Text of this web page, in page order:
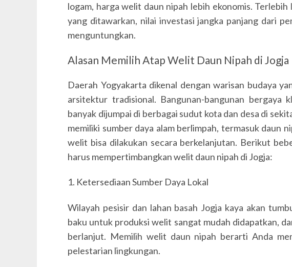
logam, harga welit daun nipah lebih ekonomis. Terlebih
yang ditawarkan, nilai investasi jangka panjang dari
menguntungkan.
Alasan Memilih Atap Welit Daun Nipah di Jogja
Daerah Yogyakarta dikenal dengan warisan budaya
arsitektur tradisional. Bangunan-bangunan bergaya
banyak dijumpai di berbagai sudut kota dan desa di
memiliki sumber daya alam berlimpah, termasuk daun
welit bisa dilakukan secara berkelanjutan. Berikut
harus mempertimbangkan welit daun nipah di Jogja:
1. Ketersediaan Sumber Daya Lokal
Wilayah pesisir dan lahan basah Jogja kaya akan
baku untuk produksi welit sangat mudah didapatkan,
berlanjut. Memilih welit daun nipah berarti Anda
pelestarian lingkungan.